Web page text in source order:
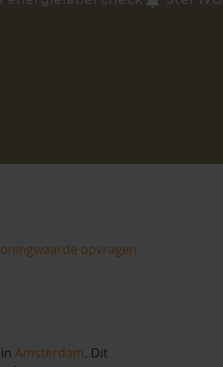
opvragen
in Amsterdam. Dit